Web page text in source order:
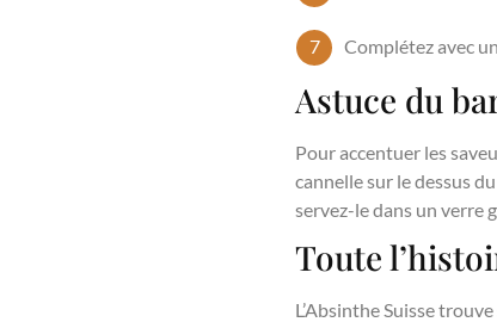
Complétez avec
Astuce du
Pour accentuer les
cannelle sur le dessus
servez-le dans un verre
Toute
L’Absinthe Suisse